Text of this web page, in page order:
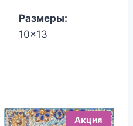
Размеры:
10x13
Акция